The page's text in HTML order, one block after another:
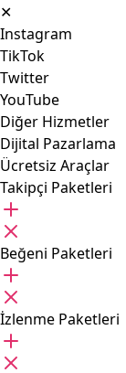
✕
Instagram
TikTok
Twitter
YouTube
Diğer Hizmetler
Dijital Pazarlama
Ücretsiz Araçlar
Takipçi Paketleri
Beğeni Paketleri
İzlenme Paketleri